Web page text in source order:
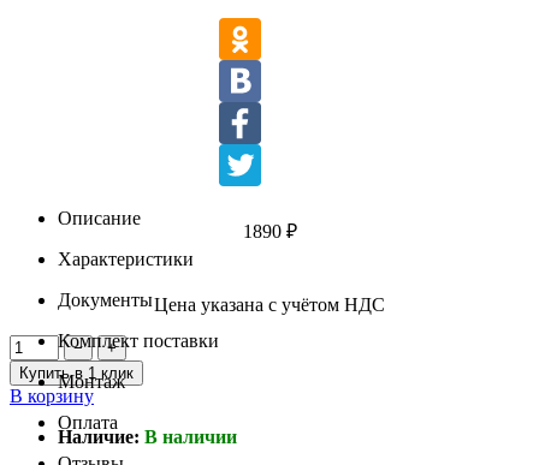
1890₽
Цена указана с учётом НДС
−
+
Купить в 1 клик
В корзину
Наличие: В наличии
Описание
Характеристики
Документы
Комплект поставки
Монтаж
Оплата